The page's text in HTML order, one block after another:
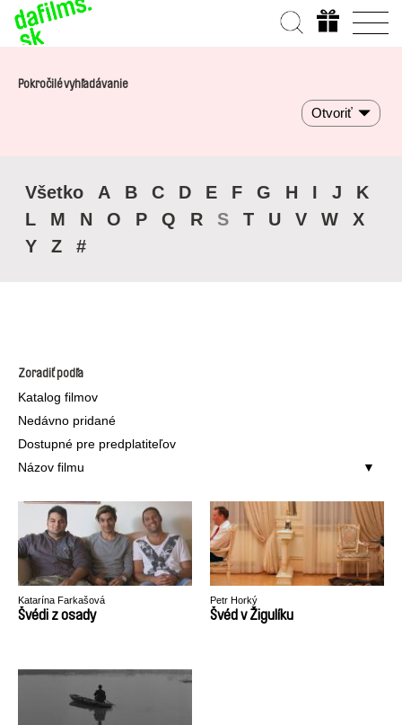
Pokročilé vyhľadávanie
Otvoriť
Všetko A B C D E F G H I J
K
L
M N O P Q R S T U V W
X
Y
Z #
Zoradiť podľa
Katalog filmov
Nedávno pridané
Dostupné pre predplatiteľov
Názov filmu
Katarína Farkašová
Švédi z osady
Petr Horký
Švéd v Žigulíku